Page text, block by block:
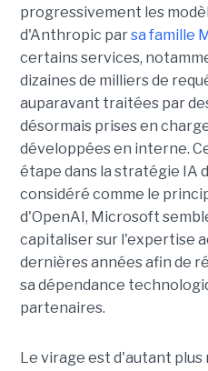
progressivement les
d'Anthropic parsa famille
certains services,
dizaines de milliers de
auparavant traitées par
désormais prises en
développées en interne.
étape dans la stratégie IA
considéré comme le
d'OpenAI, Microsoft
capitaliser sur l'expertise
dernières années afin de
sa dépendance
partenaires.
Le virage est d'autant